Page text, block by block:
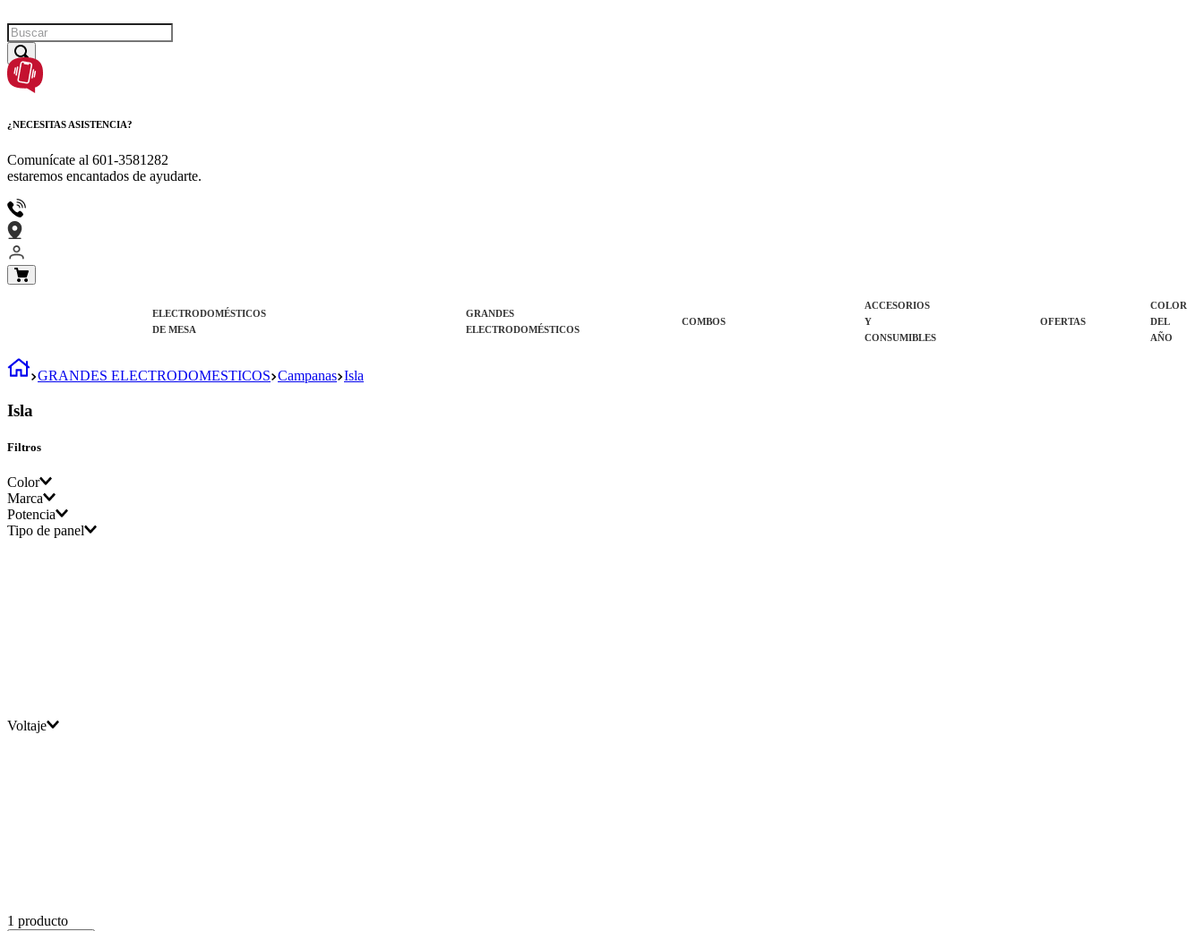
¿NECESITAS ASISTENCIA?
Comunícate al 601-3581282
estaremos encantados de ayudarte.
ELECTRODOMÉSTICOS
DE MESA
GRANDES
ELECTRODOMÉSTICOS
COMBOS
ACCESORIOS
Y
CONSUMIBLES
OFERTAS
COLOR
DEL
AÑO
GRANDES ELECTRODOMESTICOS Campanas Isla
Isla
Filtros
Color
Acero Inoxidable
Marca
KitchenAid
Potencia
Tipo de panel
Voltaje
1 producto